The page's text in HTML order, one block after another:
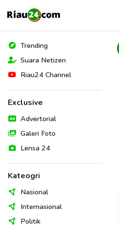
Trending
Suara Netizen
Riau24 Channel
Exclusive
Advertorial
Galeri Foto
Lensa 24
Kateogri
Nasional
Internasional
Politik